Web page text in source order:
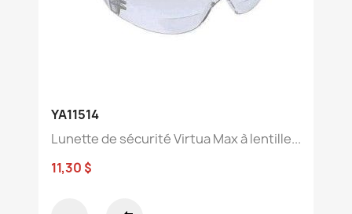
YA11514
Lunette de sécurité Virtua Max à lentille...
11,30 $